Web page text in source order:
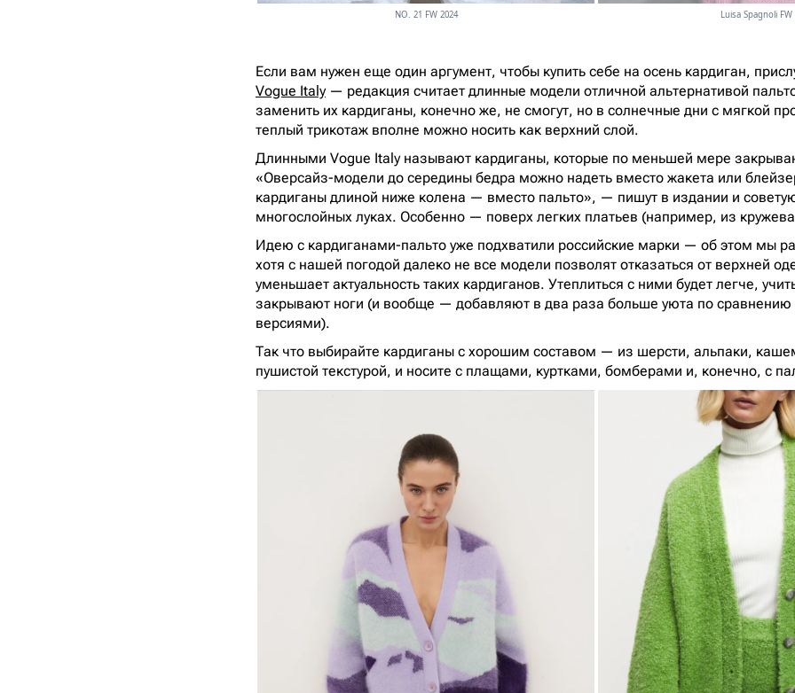
NO. 21 FW 2024 Luisa Spagnoli FW
Если вам нужен еще один аргумент, чтобы купить себе на осень кардиган,
Vogue Italy— редакция считает длинные модели отличной альтернативой
заменить их кардиганы, конечно же, не смогут, но в солнечные дни с мягкой
теплый трикотаж вполне можно носить как верхний слой.
Длинными Vogue Italy называют кардиганы, которые по меньшей мере
«Оверсайз-модели до середины бедра можно надеть вместо жакета или
кардиганы длиной ниже колена — вместо пальто», — пишут в издании и
многослойных луках. Особенно — поверх легких платьев (например, из
Идею с кардиганами-пальто уже подхватили российские марки — об этом мы
хотя с нашей погодой далеко не все модели позволят отказаться от верхней
уменьшает актуальность таких кардиганов. Утеплиться с ними будет легче,
закрывают ноги (и вообще — добавляют в два раза больше уюта по сравнению
версиями).
Так что выбирайте кардиганы с хорошим составом — из шерсти, альпаки,
пушистой текстурой, и носите с плащами, куртками, бомберами и, конечно, с